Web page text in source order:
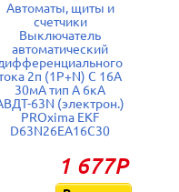
Автоматы, щиты и
счетчики
Выключатель
автоматический
2п (1P+N) C 16А
30мА тип A 6кА
63N (электрон.)
PROxima EKF
D63N26EA16C30
1 677Р